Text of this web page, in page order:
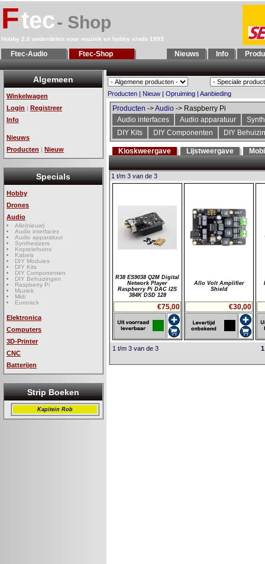
Ftec- Shop
Hobby 2.0 onderdelen voor muziek en hobby sinds 1993
Ftec-Audio Ftec-Shop Nieuws Info
Algemeen
Winkelwagen
Login | Registreer
Info
Nieuws
Producten | Nieuw
Specials
Hobby
Drones
Audio
Alle(nieuw)
Audio interfaces
Audio apparatuur
Synthesizers
Koptelefoons
Kabels
DIY Modules
DIY Kits
DIY Componenten
DIY Behuizingen
Raspberry Pi
Muziek
Midi
Eurorack
Elektronica
Computers
3D-Printer
CNC
Batterijen
Strip Boeken
Kapitein Rob
Producten | Nieuw | Opruiming | Aanbieding
Producten ->Audio -> Raspberry Pi
Audio interfaces
Audio apparatuur
DIY Kits
DIY Componenten DIY
Kioskweergave Lijstweergave
1 t/m 3 van de 3
R38 ES9038 Q2M Digital
Network Player
Raspberry Pi DAC I2S
384K DSD 128
€75,00
Allo Volt Amplifier
Shield
€30,00
1 t/m 3 van de 3 1